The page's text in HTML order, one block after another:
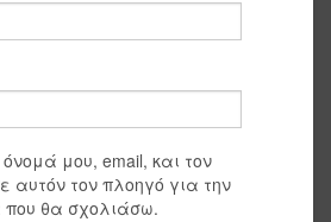
μου, email, και τον
αυτόν τον πλοηγό για την
θα σχολιάσω.